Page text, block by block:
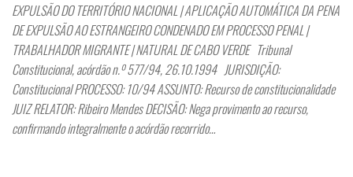
EXPULSÃO DO TERRITÓRIO NACIONAL | APLICAÇÃO AUTOMÁTICA DA PENA
DE EXPULSÃO AO ESTRANGEIRO CONDENADO EM PROCESSO PENAL |
TRABALHADOR MIGRANTE | NATURAL DE CABO VERDE Tribunal
Constitucional, acórdão n.º 577/94, 26.10.1994 JURISDIÇÃO:
Constitucional PROCESSO: 10/94 ASSUNTO: Recurso de constitucionalidade
JUIZ RELATOR: Ribeiro Mendes DECISÃO: Nega provimento ao recurso,
confirmando integralmente o acórdão recorrido…